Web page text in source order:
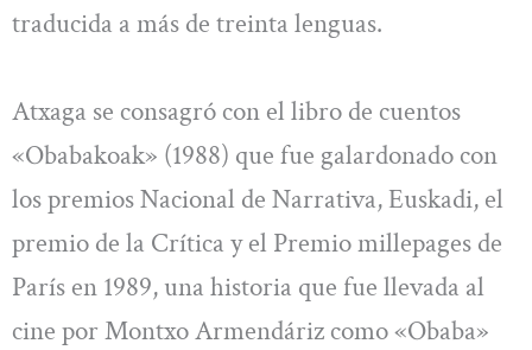
traducida a más de treinta lenguas.
Atxaga se consagró con el libro de cuentos
«Obabakoak» (1988) que fue galardonado con
los premios Nacional de Narrativa, Euskadi, el
premio de la Crítica y el Premio millepages de
París en 1989, una historia que fue llevada al
cine por Montxo Armendáriz como «Obaba»